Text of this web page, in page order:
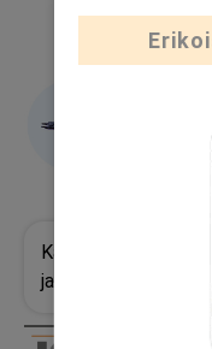
Kaapelit,
ja -järjestelmille